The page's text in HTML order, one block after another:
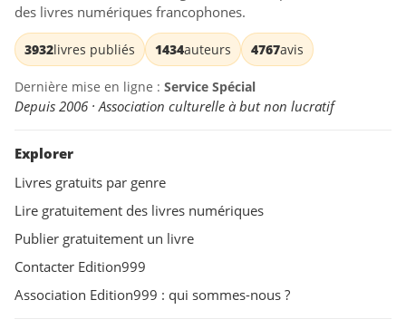
des livres numériques francophones.
3932livres publiés 1434auteurs 4767avis
Dernière mise en ligne : Service Spécial
Depuis 2006 · Association culturelle à but non lucratif
Explorer
Livres gratuits par genre
Lire gratuitement des livres numériques
Publier gratuitement un livre
Contacter Edition999
Association Edition999 : qui sommes-nous ?